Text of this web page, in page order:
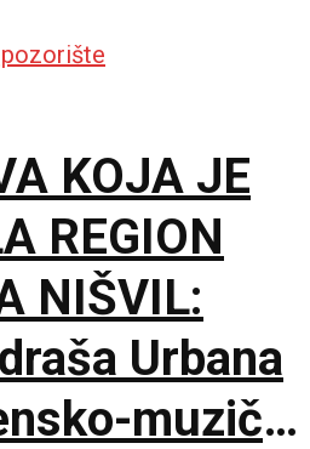
Izvor
KOJA JE
REGION
NIŠVIL:
Urbana
muzički